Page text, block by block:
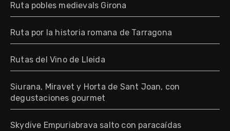
Ruta pobles medievals Girona
Ruta por la historia romana de Tarragona
Rutas del Vino de Lleida
Siurana, Miravet y Horta de Sant Joan, con
degustaciones gourmet
Skydive Empuriabrava salto con paracaídas